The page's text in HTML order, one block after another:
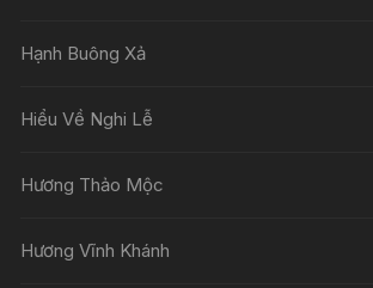
Hạnh Buông Xả
Hiểu Về Nghi Lễ
Hương Thảo Mộc
Hương Vĩnh Khánh